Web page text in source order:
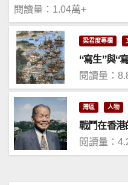
閱讀量：1.04萬+
梁君度專欄
“寫生”與“
閱讀量：
灣區 人物
戰鬥在香港
閱讀量：